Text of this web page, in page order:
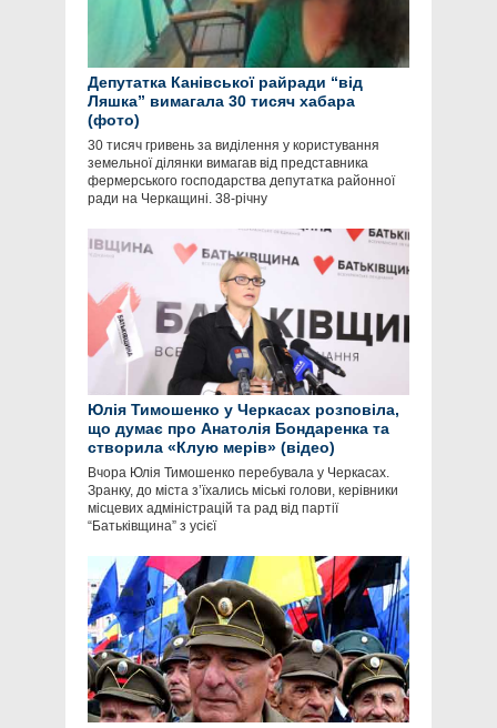
Депутатка Канівської райради “від
Ляшка” вимагала 30 тисяч хабара
(фото)
30 тисяч гривень за виділення у користування
земельної ділянки вимагав від представника
фермерського господарства депутатка районної
ради на Черкащині. 38-річну
Юлія Тимошенко у Черкасах розповіла,
що думає про Анатолія Бондаренка та
створила «Клую мерів» (відео)
Вчора Юлія Тимошенко перебувала у Черкасах.
Зранку, до міста з’їхались міські голови, керівники
місцевих адміністрацій та рад від партії
“Батьківщина” з усієї